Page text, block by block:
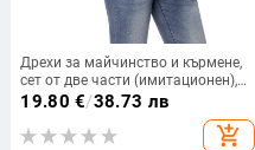
Дрехи за майчинство и кърмене,
сет от две части (имитационен),
къс ръкав, кръгло деколте, средна
дължина, полиестер с до 30%
спандекс
19.80 €/38.73 лв
add_shopping_cart